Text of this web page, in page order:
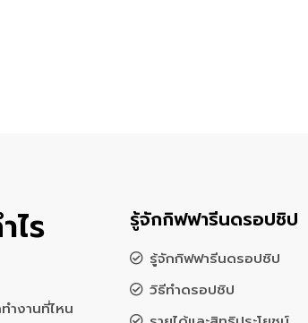
ร
ำงานที่ไหน
รู้จักกิฟฟารีนดรอปชิป
รู้จักกิฟฟารีนดรอปชิป
วิธีทำดรอปชิป